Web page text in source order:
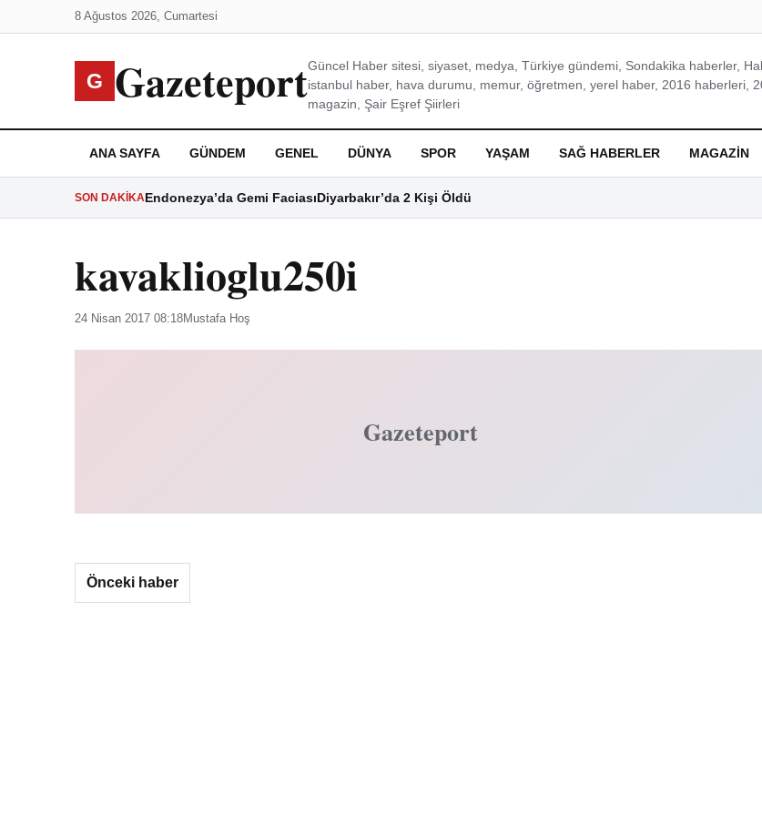
8 Ağustos 2026, Cumartesi
G GazeteportGüncel Haber sitesi, siyaset, medya, Türkiye gündemi, Sondakika haberler,
istanbul haber, hava durumu, memur, öğretmen, yerel haber, 2016 haberleri,
magazin, Şair Eşref Şiirleri
ANA SAYFA GÜNDEM GENEL DÜNYA SPOR YAŞAM SAĞ HABERLER MAGAZIN
SON DAKIKAEndonezya’da Gemi FaciasıDiyarbakır’da 2 Kişi Öldü
kavaklioglu250i
24 Nisan 2017 08:18Mustafa Hoş
Gazeteport
Önceki haber